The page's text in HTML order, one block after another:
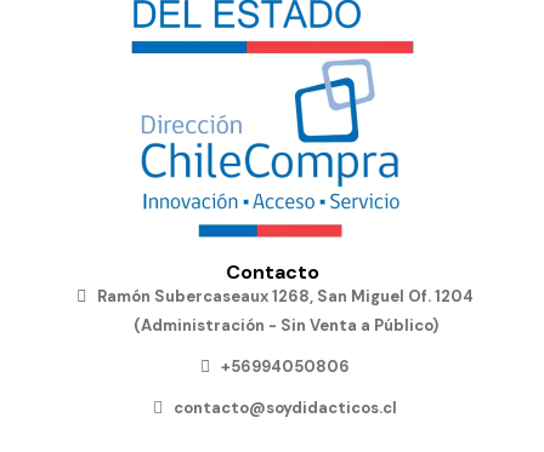
Contacto
Ramón Subercaseaux 1268, San Miguel Of. 1204
(Administración - Sin Venta a Público)
+56994050806
contacto@soydidacticos.cl